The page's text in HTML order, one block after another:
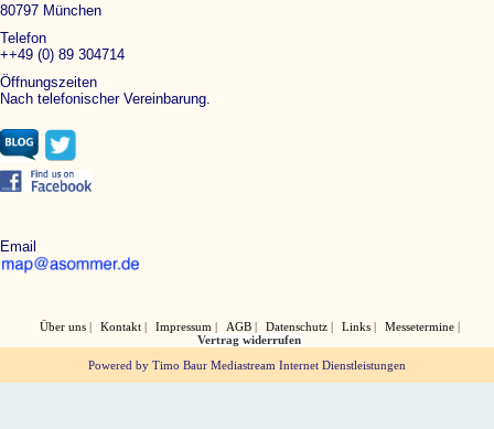
80797 München
Telefon
++49 (0) 89 304714
Öffnungszeiten
Nach telefonischer Vereinbarung.
Email
Über uns Kontakt Impressum AGB Datenschutz Links
Messetermine
Vertrag widerrufen
Powered by Timo Baur Mediastream Internet Dienstleistungen